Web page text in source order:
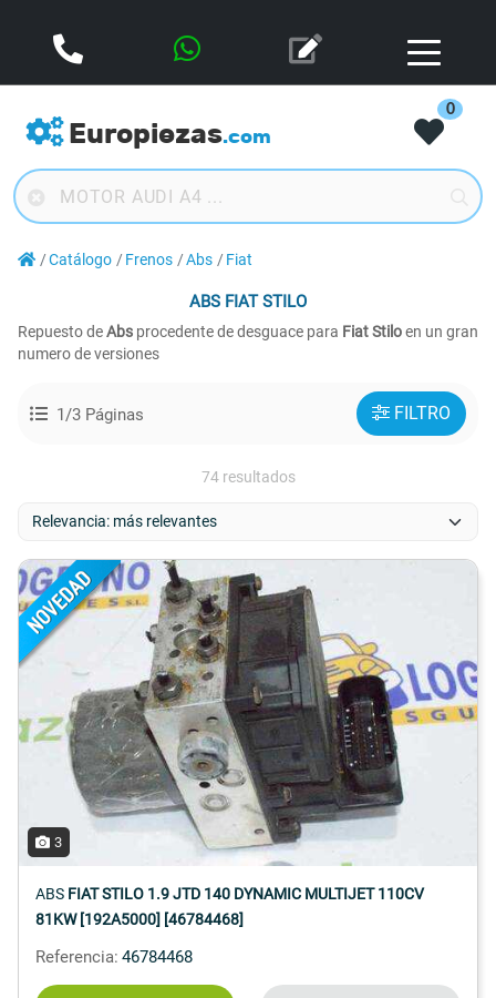
Europiezas.com
0
Catálogo Frenos Abs Fiat
ABS FIAT STILO
Repuesto deAbs procedente de desguace para Fiat Stiloen un gran
numero de versiones
1/3 Páginas FILTRO
74 resultados
3
ABS FIAT STILO 1.9 JTD 140 DYNAMIC MULTIJET 110CV
81KW [192A5000] [46784468]
Referencia: 46784468